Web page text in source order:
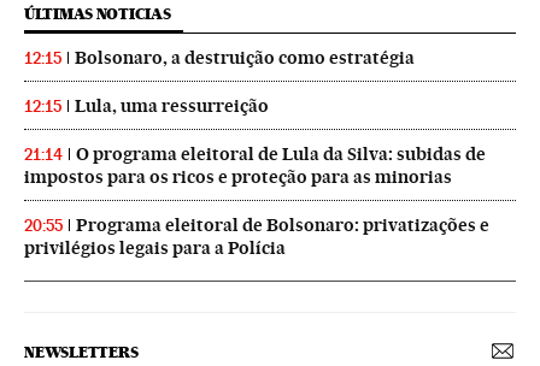
ÚLTIMAS NOTICIAS
12:15 Bolsonaro, a destruição como estratégia
12:15 Lula, uma ressurreição
21:14
O programa eleitoral de Lula da Silva: subidas de
impostos para os ricos e proteção para as minorias
20:55
Programa eleitoral de Bolsonaro: privatizações e
privilégios legais para a Polícia
NEWSLETTERS